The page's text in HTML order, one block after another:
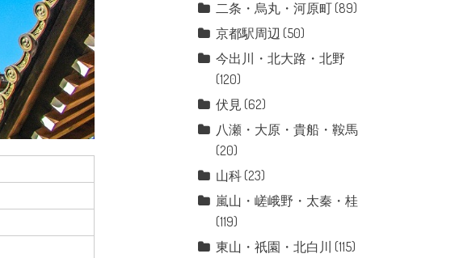
二条・烏丸・河原町 (89)
京都駅周辺 (50)
今出川・北大路・北野
(120)
伏見 (62)
八瀬・大原・貴船・鞍馬
(20)
山科 (23)
嵐山・嵯峨野・太秦・桂
(119)
東山・祇園・北白川 (115)